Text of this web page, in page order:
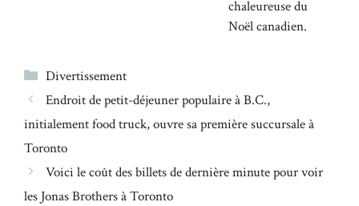
chaleureuse du
Noël canadien.
Catégories
Divertissement
Endroit de petit-déjeuner populaire à B.C.,
initialement food truck, ouvre sa première succursale à
Toronto
Voici le coût des billets de dernière minute pour voir
les Jonas Brothers à Toronto